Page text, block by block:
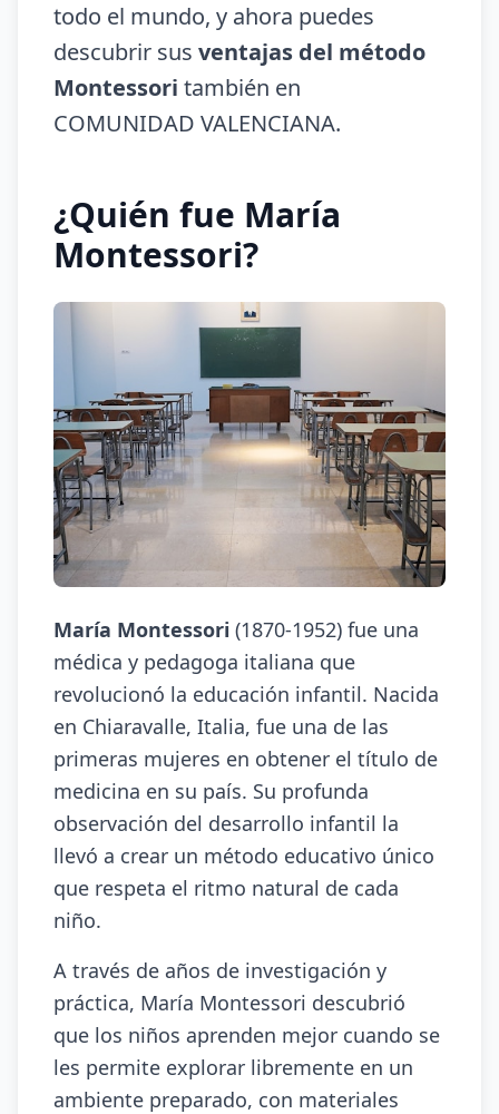
todo el mundo, y ahora puedes
descubrir sus ventajas del método
Montessori también en
COMUNIDAD VALENCIANA.
¿Quién fue María
Montessori?
María Montessori (1870-1952) fue una
médica y pedagoga italiana que
revolucionó la educación infantil. Nacida
en Chiaravalle, Italia, fue una de las
primeras mujeres en obtener el título de
medicina en su país. Su profunda
observación del desarrollo infantil la
llevó a crear un método educativo único
que respeta el ritmo natural de cada
niño.
A través de años de investigación y
práctica, María Montessori descubrió
que los niños aprenden mejor cuando se
les permite explorar libremente en un
ambiente preparado, con materiales